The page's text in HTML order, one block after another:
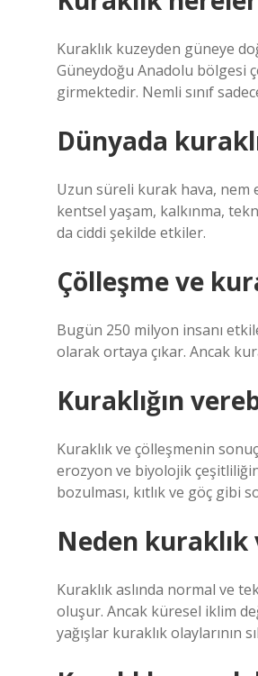
Kuraklık kuzeyden güneye
Güneydoğu Anadolu bölgesi
girmektedir. Nemli sınıf
Dünyada
Uzun süreli kurak hava, nem
kentsel yaşam, kalkınma,
da ciddi şekilde etkiler.
Çölleşme ve
Bugün 250 milyon insanı
olarak ortaya çıkar. Ancak
Kuraklığın
Kuraklık ve çölleşmenin
erozyon ve biyolojik
bozulması, kıtlık ve göç
Neden kuraklık
Kuraklık aslında normal ve
oluşur. Ancak küresel iklim
yağışlar kuraklık olaylarının